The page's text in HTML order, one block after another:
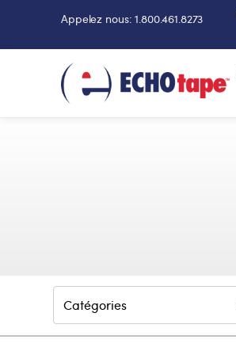
Appelez nous: 1.800.461.8273
Catégories